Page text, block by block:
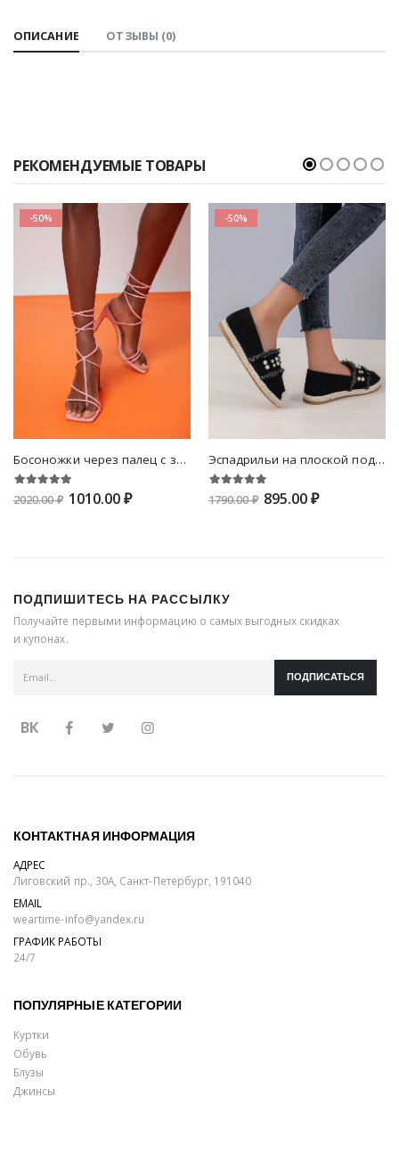
ОПИСАНИЕ ОТЗЫВЫ (0)
РЕКОМЕНДУЕМЫЕ ТОВАРЫ
-50%
Босоножки через палец с завязками на массивном каблуке
2020.00 ₽ 1010.00 ₽
-50%
Эспадрильи на плоской подошве с необработанной отделкой с искусственным жемчугом & со стразами
1790.00 ₽ 895.00 ₽
ПОДПИШИТЕСЬ НА РАССЫЛКУ
Получайте первыми информацию о самых выгодных скидках
и купонах.
ПОДПИСАТЬСЯ
ВК
КОНТАКТНАЯ ИНФОРМАЦИЯ
АДРЕС
Лиговский пр., 30А, Санкт-Петербург, 191040
EMAIL
weartime-info@yandex.ru
ГРАФИК РАБОТЫ
24/7
ПОПУЛЯРНЫЕ КАТЕГОРИИ
Куртки
Обувь
Блузы
Джинсы